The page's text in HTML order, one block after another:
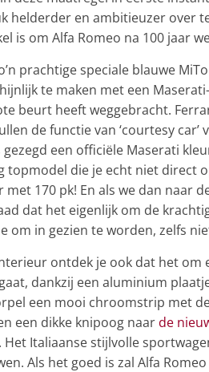
helderder en ambitieuzer over
is om Alfa Romeo na 100 jaar
prachtige speciale blauwe
te maken met een
beurt heeft weggebracht.
de functie van ‘courtesy
gezegd een officiële Maserati
topmodel die je echt niet direct
met 170 pk! En als we dan naar
dat het eigenlijk om de
om in gezien te worden, zelfs
ontdek je ook dat het om
dankzij een aluminium
een mooi chroomstrip met de
een dikke knipoog naarde
Het Italiaanse stijlvolle
Als het goed is zal Alfa